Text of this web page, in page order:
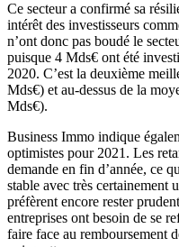
Ce secteur a confirmé sa
intérêt des investisseurs
n’ont donc pas boudé le
puisque 4 Mds€ ont été
2020. C’est la deuxième
Mds€) et au-dessus de la
Mds€).
Business Immo indique
optimistes pour 2021. Les
demande en fin d’année, ce
stable avec très certainement
préfèrent encore rester
entreprises ont besoin de se
faire face au remboursement